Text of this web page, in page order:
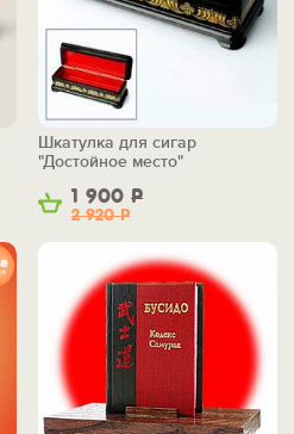
1 900 Р
2 920Р
Шкатулка для сигар
"Достойное место"